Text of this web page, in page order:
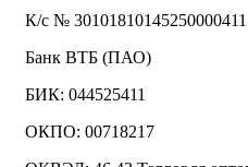
К/с № 30101810145250000411
Банк ВТБ (ПАО)
БИК: 044525411
ОКПО: 00718217